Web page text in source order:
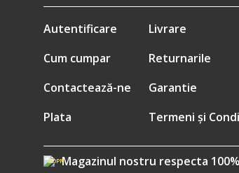
Autentificare
Cum cumpar
Contactează-ne
Plata
Livrare
Returnarile
Garantie
Termeni și
GDPRMagazinul nostru respecta